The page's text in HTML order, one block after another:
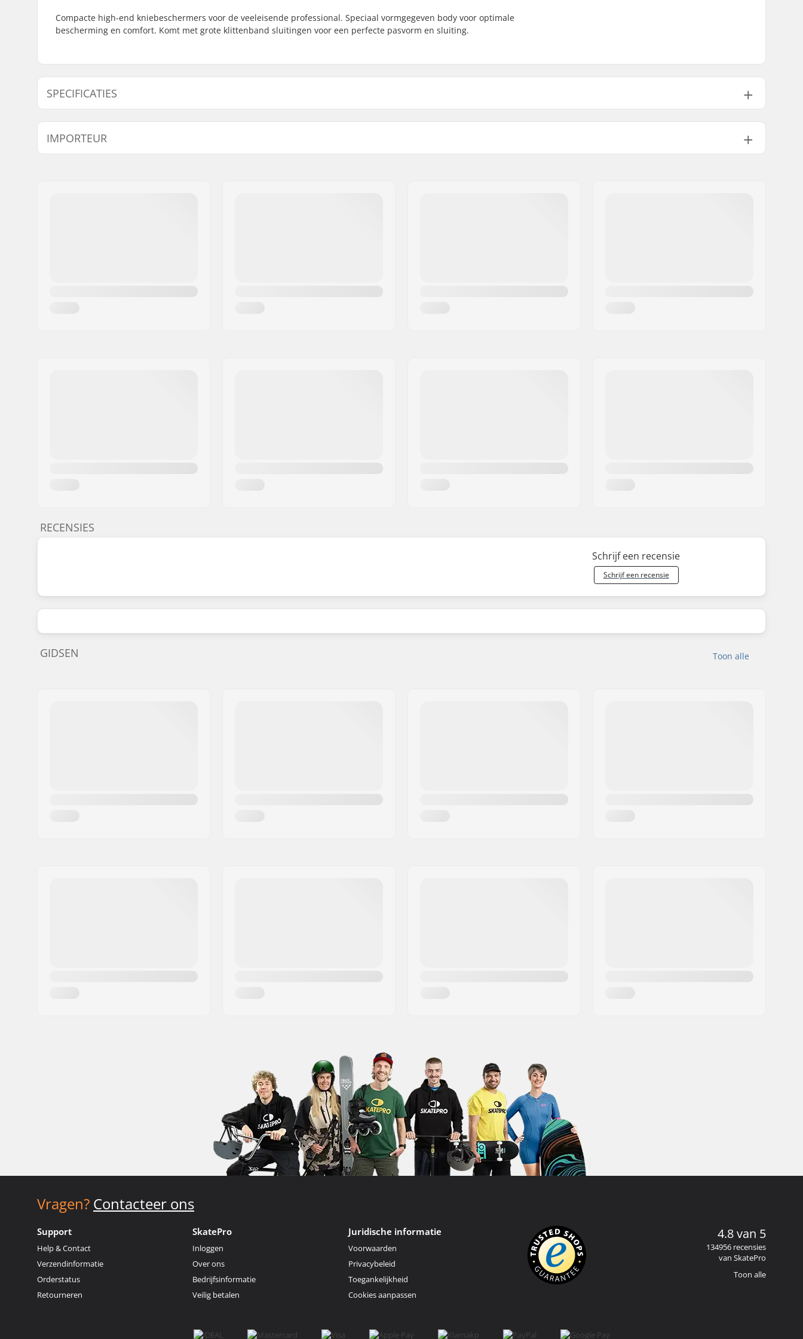
Compacte high-end kniebeschermers voor de veeleisende professional. Speciaal vormgegeven body voor optimale
bescherming en comfort. Komt met grote klittenband sluitingen voor een perfecte pasvorm en sluiting.
SPECIFICATIES
Passysteem: Klittenbandsluiting
IMPORTEUR
RECENSIES
Schrijf een recensie
Schrijf een recensie
Toon alle
GIDSEN
Vragen? Contacteer ons
Support
Help & Contact
Verzendinformatie
Orderstatus
Retourneren
SkatePro
Inloggen
Over ons
Bedrijfsinformatie
Veilig betalen
Juridische informatie
Voorwaarden
Privacybeleid
Toegankelijkheid
Cookies aanpassen
4.8 van 5
134956 recensies
van SkatePro
Toon alle